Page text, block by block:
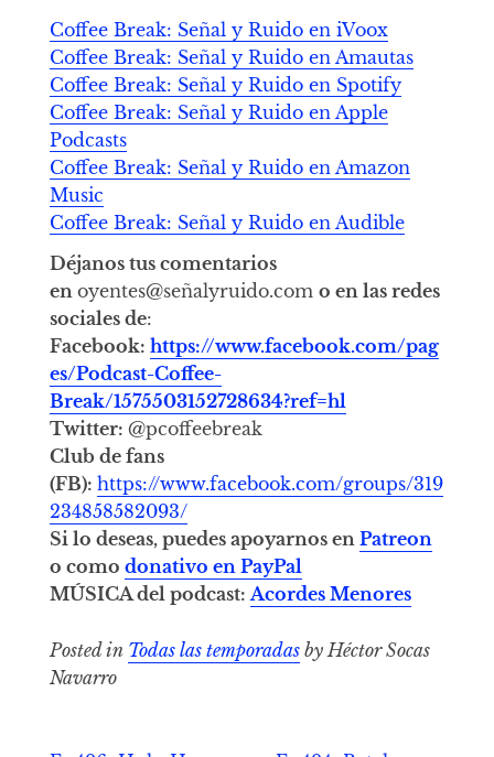
Coffee Break: Señal y Ruido en iVoox
Coffee Break: Señal y Ruido en Amautas
Coffee Break: Señal y Ruido en Spotify
Coffee Break: Señal y Ruido en Apple
Podcasts
Coffee Break: Señal y Ruido en Amazon
Music
Coffee Break: Señal y Ruido en Audible
Déjanos tus comentarios
en oyentes@señalyruido.com o en las redes
sociales de:
Facebook: https://www.facebook.com/pag
es/Podcast-Coffee-
Break/1575503152728634?ref=hl
Twitter: @pcoffeebreak
Club de fans
(FB): https://www.facebook.com/groups/319
234858582093/
Si lo deseas, puedes apoyarnos en Patreon
o como donativo en PayPal
MÚSICA del podcast:Acordes Menores
Posted in Todas las temporadasby Héctor Socas
Navarro